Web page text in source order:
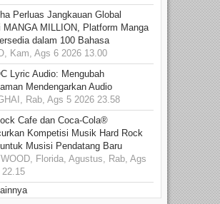
Perluas Jangkauan Global
MANGA MILLION, Platform Manga
dalam 100 Bahasa
Kam, Ags 6 2026 13.00
Lyric Audio: Mengubah
Mendengarkan Audio
Rab, Ags 5 2026 23.58
Cafe dan Coca-Cola®
Kompetisi Musik Hard Rock
Musisi Pendatang Baru
Florida, Agustus, Rab, Ags
22.15